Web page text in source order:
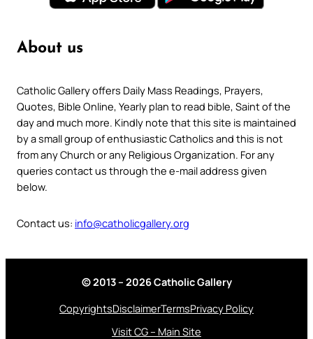
About us
Catholic Gallery offers Daily Mass Readings, Prayers,
Quotes, Bible Online, Yearly plan to read bible, Saint of the
day and much more. Kindly note that this site is maintained
by a small group of enthusiastic Catholics and this is not
from any Church or any Religious Organization. For any
queries contact us through the e-mail address given
below.
Contact us: info@catholicgallery.org
© 2013 – 2026 Catholic Gallery
CopyrightsDisclaimerTermsPrivacy Policy
Visit CG – Main Site